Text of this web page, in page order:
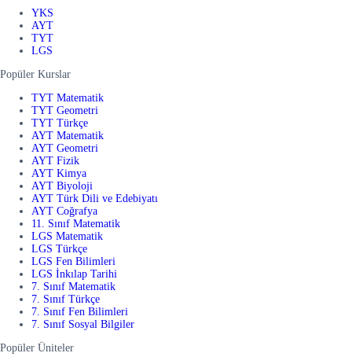
YKS
AYT
TYT
LGS
Popüler Kurslar
TYT Matematik
TYT Geometri
TYT Türkçe
AYT Matematik
AYT Geometri
AYT Fizik
AYT Kimya
AYT Biyoloji
AYT Türk Dili ve Edebiyatı
AYT Coğrafya
11. Sınıf Matematik
LGS Matematik
LGS Türkçe
LGS Fen Bilimleri
LGS İnkılap Tarihi
7. Sınıf Matematik
7. Sınıf Türkçe
7. Sınıf Fen Bilimleri
7. Sınıf Sosyal Bilgiler
Popüler Üniteler